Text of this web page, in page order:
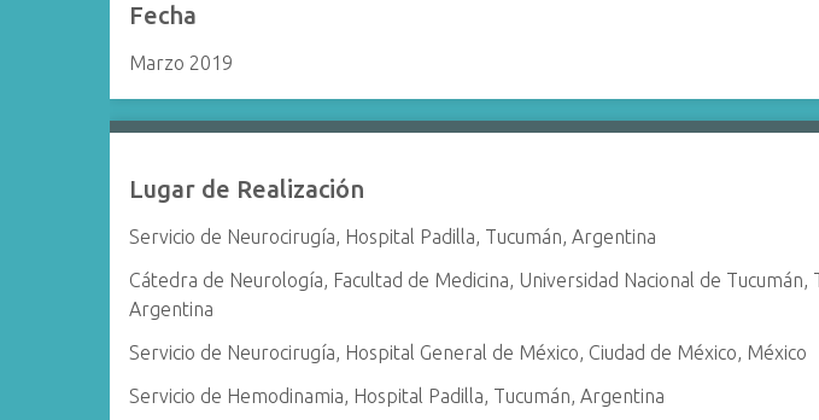
Fecha
Marzo 2019
Lugar de Realización
Servicio de Neurocirugía, Hospital Padilla, Tucumán, Argentina
Cátedra de Neurología, Facultad de Medicina, Universidad Nacional de Tucumán,
Argentina
Servicio de Neurocirugía, Hospital General de México, Ciudad de México, México
Servicio de Hemodinamia, Hospital Padilla, Tucumán, Argentina